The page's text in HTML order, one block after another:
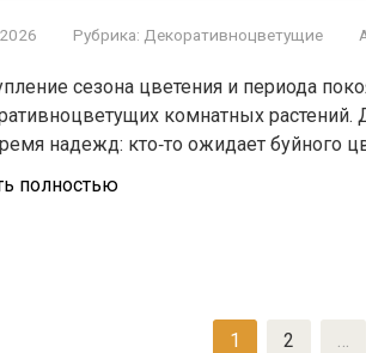
Рубрика: Декоративноцветущие
сезона цветения и периода
комнатных
надежд: кто‑то ожидает буйного
полностью
1 2 …